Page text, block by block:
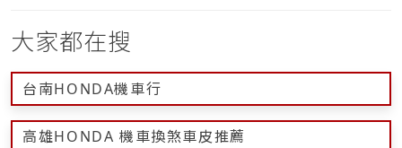
大家都在搜
台南HONDA機車行
高雄HONDA 機車換煞車皮推薦